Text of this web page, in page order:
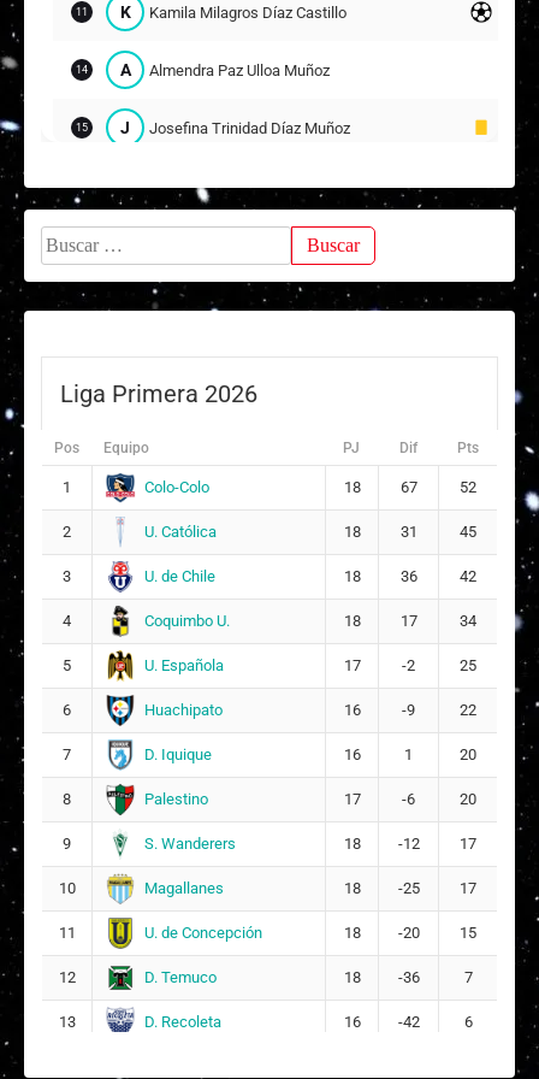
11 K Kamila Milagros Díaz Castillo
14 A Almendra Paz Ulloa Muñoz
15 J Josefina Trinidad Díaz Muñoz
17
Sabrina Sakaee Monsálvez Purray
M Margarita Antonia Moscoso Torres
Suplentes
V Valentina Ignacia Díaz Zapata
1
6
C Catalina Ignacia Balcaza Vicencio
4
M Martina Ignacia Pinto Ramírez
17
E Emely Amparo Saavedra Leiva
5
V Victoria Solange Araya Onetto
9
M Maite Alejandra Escobar Ríos
Buscar:
Liga Primera 2026
Pos Equipo PJ Dif Pts
1 Colo-Colo 18 67 52
2 U. Católica 18 31 45
3 U. de Chile 18 36 42
4 Coquimbo U. 18 17 34
5 U. Española 17 -2 25
6 Huachipato 16 -9 22
7 D. Iquique 16 1 20
8 Palestino 17 -6 20
9 S. Wanderers 18 -12 17
10 Magallanes 18 -25 17
11 U. de Concepción 18 -20 15
12 D. Temuco 18 -36 7
13 D. Recoleta 16 -42 6